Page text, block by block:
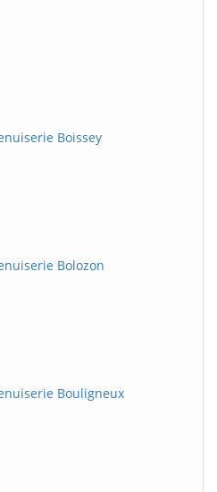
Boissey
Bolozon
Bouligneux